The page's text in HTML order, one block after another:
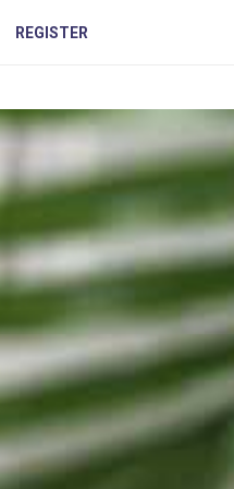
REGISTER